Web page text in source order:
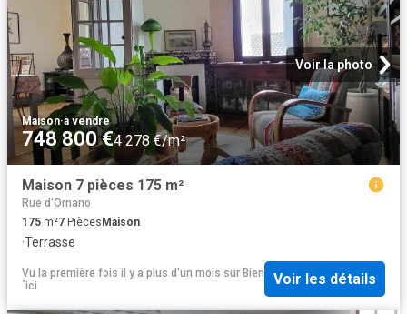
Voir la photo
Maison·à vendre
748 800 €4 278 €/m²
Maison 7 pièces 175 m²
Rue d'Ornano
175 m²7 PiècesMaison
·Terrasse
Vu la première fois il y a plus d'un mois sur Bien
´ici
Voir les détails